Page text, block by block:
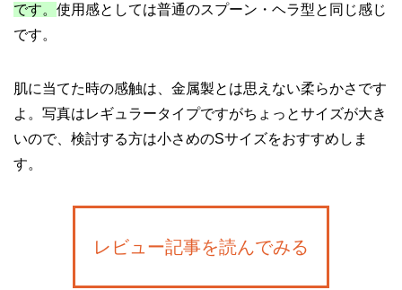
です。 使用感としては普通のスプーン・ヘラ型と同じ感じ
です。
肌に当てた時の感触は、金属製とは思えない柔らかさです
よ。写真はレギュラータイプですがちょっとサイズが大き
いので、検討する方は小さめのSサイズをおすすめしま
す。
レビュー記事を読んでみる